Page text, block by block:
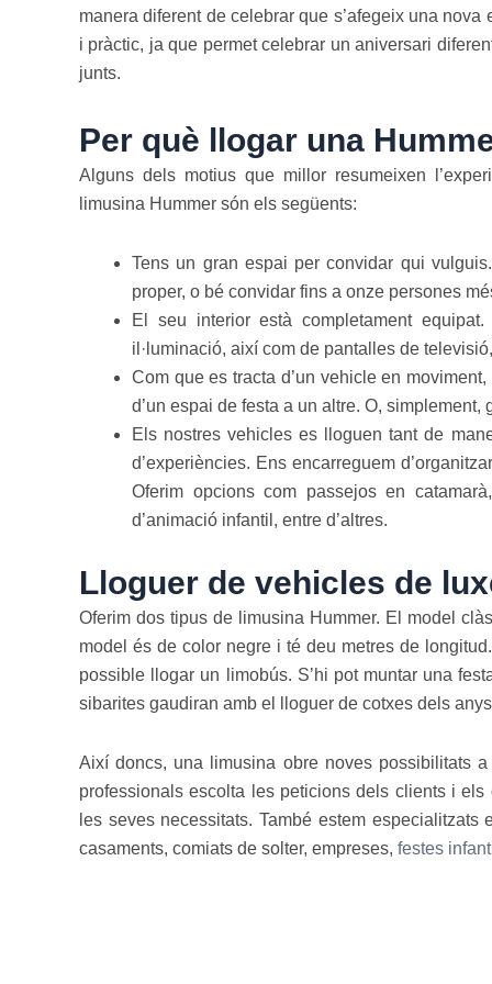
manera diferent de celebrar que s’afegeix una
i pràctic, ja que permet celebrar un aniversari
junts.
Per què llogar una
Alguns dels motius que millor resumeixen
limusina Hummer són els següents:
Tens un gran espai per convidar qui
proper, o bé convidar fins a onze persones
El seu interior està completament
il·luminació, així com de pantalles de
Com que es tracta d’un vehicle en
d’un espai de festa a un altre. O, simplement,
Els nostres vehicles es lloguen tant de
d’experiències. Ens encarreguem
Oferim opcions com passejos en
d’animació infantil, entre d’altres.
Lloguer de vehicles de
Oferim dos tipus de limusina Hummer. El model
model és de color negre i té deu metres de
possible llogar un limobús. S’hi pot muntar una
sibarites gaudiran amb el lloguer de cotxes dels
Així doncs, una limusina obre noves possibilitats
professionals escolta les peticions dels clients i
les seves necessitats. També estem
casaments, comiats de solter, empreses, festes